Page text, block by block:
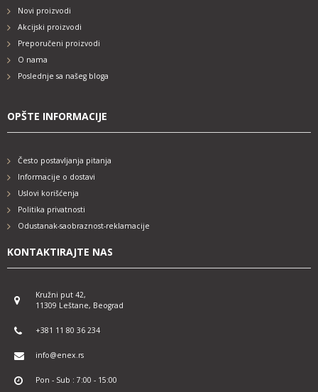
Novi proizvodi
Akcijski proizvodi
Preporučeni proizvodi
O nama
Poslednje sa našeg bloga
OPŠTE INFORMACIJE
Često postavljanja pitanja
Informacije o dostavi
Uslovi korišćenja
Politika privatnosti
Odustanak-saobraznost-reklamacije
KONTAKTIRAJTE NAS
Kružni put 42,
11309 Leštane, Beograd
+381 11 80 36 234
info@enex.rs
Pon - Sub : 7:00 - 15:00